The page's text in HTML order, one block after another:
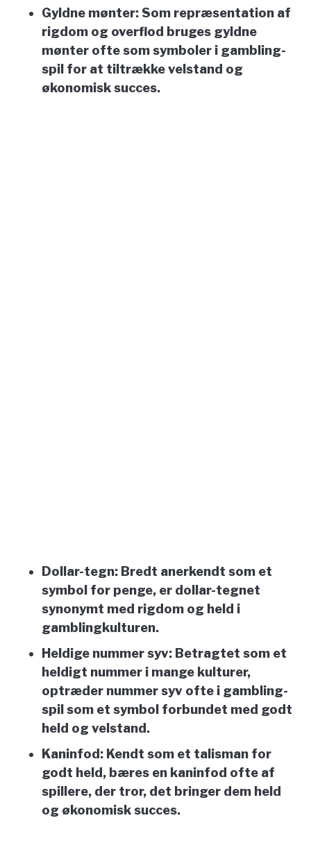
Gyldne mønter: Som repræsentation af
rigdom og overflod bruges gyldne
mønter ofte som symboler i gambling-
spil for at tiltrække velstand og
økonomisk succes.
Dollar-tegn: Bredt anerkendt som et
symbol for penge, er dollar-tegnet
synonymt med rigdom og held i
gamblingkulturen.
Heldige nummer syv: Betragtet som et
heldigt nummer i mange kulturer,
optræder nummer syv ofte i gambling-
spil som et symbol forbundet med godt
held og velstand.
Kaninfod: Kendt som et talisman for
godt held, bæres en kaninfod ofte af
spillere, der tror, det bringer dem held
og økonomisk succes.